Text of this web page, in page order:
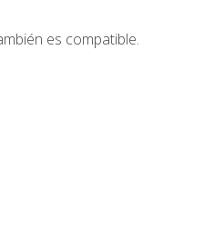
es compatible.